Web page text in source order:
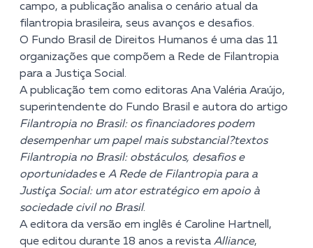
campo, a publicação analisa o cenário atual da
filantropia brasileira, seus avanços e desafios.
O Fundo Brasil de Direitos Humanos é uma das 11
organizações que compõem a Rede de Filantropia
para a Justiça Social.
A publicação tem como editoras Ana Valéria Araújo,
superintendente do Fundo Brasil e autora do artigo
Filantropia no Brasil: os financiadores podem
desempenhar um papel mais substancial?textos
Filantropia no Brasil: obstáculos, desafios e
oportunidadese A Rede de Filantropia para a
Justiça Social: um ator estratégico em apoio à
sociedade civil no Brasil.
A editora da versão em inglês é Caroline Hartnell,
que editou durante 18 anos a revista Alliance,